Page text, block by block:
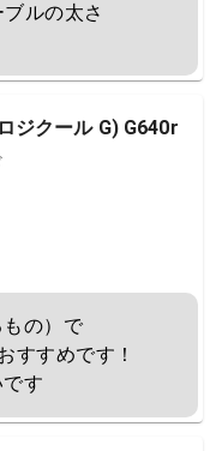
ルの太さ
ジクール G) G640r
の）で
すすめです！
す